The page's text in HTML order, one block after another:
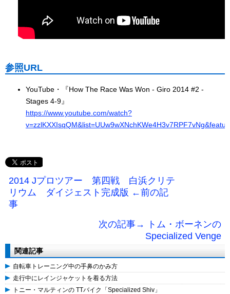
参照URL
YouTube・『How The Race Was Won - Giro 2014 #2 -
Stages 4-9』
https://www.youtube.com/watch?
2014 Jプロツアー 第四戦 白浜クリテ
リウム ダイジェスト完成版 ←前の記
事
次の記事→ トム・ボーネンの
Specialized Venge
関連記事
自転車トレーニング中の手鼻のかみ方
走行中にレインジャケットを着る方法
トニー・マルティンの TTバイク「Specialized Shiv」